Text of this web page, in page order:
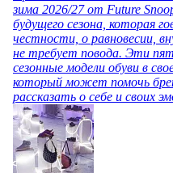
зима 2026/27 от Future
будущего сезона, которая
честности, о равновесии,
не требует повода. Эти
сезонные модели обуви в
который может помочь
рассказать о себе и своих